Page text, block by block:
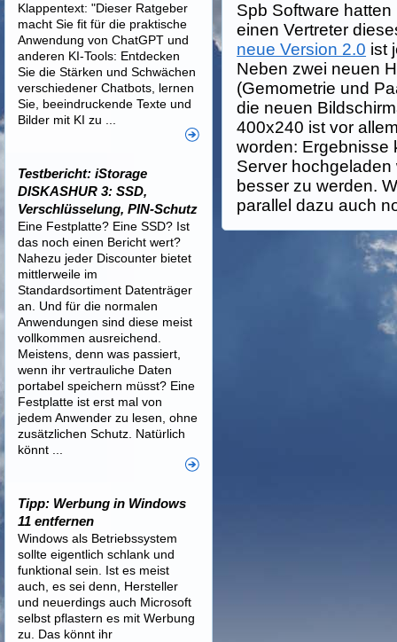
Spb Software
einen Vertreter
neue Version 2.0 ist
Neben zwei neuen
(Gemometrie und
die neuen
400x240 ist vor
worden: Ergebnisse
Server hochgeladen
besser zu werden.
parallel dazu auch
Klappentext: "Dieser Ratgeber
macht Sie fit für die praktische
Anwendung von ChatGPT und
anderen KI-Tools: Entdecken
Sie die Stärken und Schwächen
verschiedener Chatbots, lernen
Sie, beeindruckende Texte und
Bilder mit KI zu ...
Testbericht: iStorage
DISKASHUR 3: SSD,
Verschlüsselung, PIN-Schutz
Eine Festplatte? Eine SSD? Ist
das noch einen Bericht wert?
Nahezu jeder Discounter bietet
mittlerweile im
Standardsortiment Datenträger
an. Und für die normalen
Anwendungen sind diese meist
vollkommen ausreichend.
Meistens, denn was passiert,
wenn ihr vertrauliche Daten
portabel speichern müsst? Eine
Festplatte ist erst mal von
jedem Anwender zu lesen, ohne
zusätzlichen Schutz. Natürlich
könnt ...
Tipp: Werbung in Windows
11 entfernen
Windows als Betriebssystem
sollte eigentlich schlank und
funktional sein. Ist es meist
auch, es sei denn, Hersteller
und neuerdings auch Microsoft
selbst pflastern es mit Werbung
zu. Das könnt ihr